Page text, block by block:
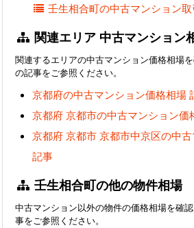
壬生相合町の中古マンション
関連エリア 中古マンション
関連するエリアの中古マンション価格相場
の記事をご参照ください。
京都府の中古マンション価格相場
京都府 京都市の中古マンション価
京都府 京都市 京都市中京区の中
記事
壬生相合町の他の物件相場
中古マンション以外の物件の価格相場を確
事をご参照ください。